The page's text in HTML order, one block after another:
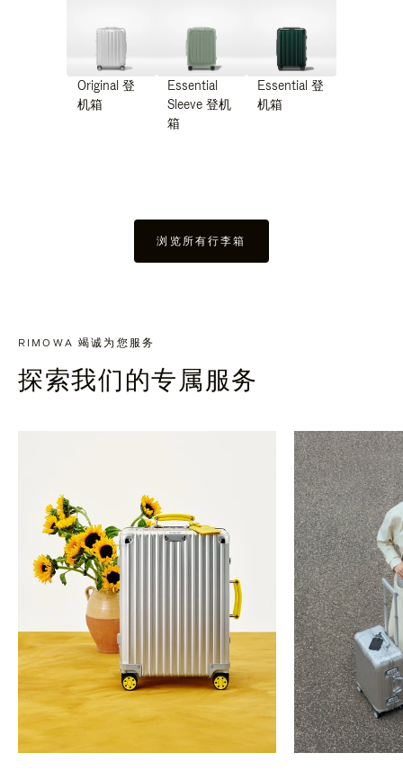
Original 登
机箱
Essential
Sleeve 登机
箱
Essential 登
机箱
浏览所有行李箱
RIMOWA 竭诚为您服务
探索我们的专属服务